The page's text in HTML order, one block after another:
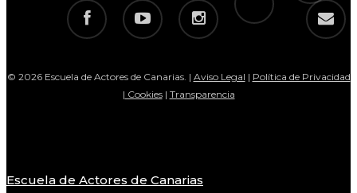
facebook youtube instagram email
© 2026 Escuela de Actores de Canarias. | Aviso Legal | Política de Privacidad
| Cookies| Transparencia
Close
Escuela de Actores de Canarias